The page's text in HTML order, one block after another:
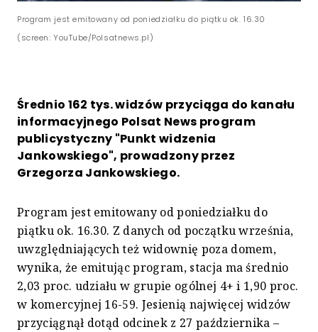
Program jest emitowany od poniedziałku do piątku ok. 16.30
(screen: YouTube/Polsatnews.pl)
Średnio 162 tys. widzów przyciąga do kanału
informacyjnego Polsat News program
publicystyczny "Punkt widzenia
Jankowskiego", prowadzony przez
Grzegorza Jankowskiego.
Program jest emitowany od poniedziałku do
piątku ok. 16.30. Z danych od początku września,
uwzględniających też widownię poza domem,
wynika, że emitując program, stacja ma średnio
2,03 proc. udziału w grupie ogólnej 4+ i 1,90 proc.
w komercyjnej 16-59. Jesienią najwięcej widzów
przyciągnął dotąd odcinek z 27 października –